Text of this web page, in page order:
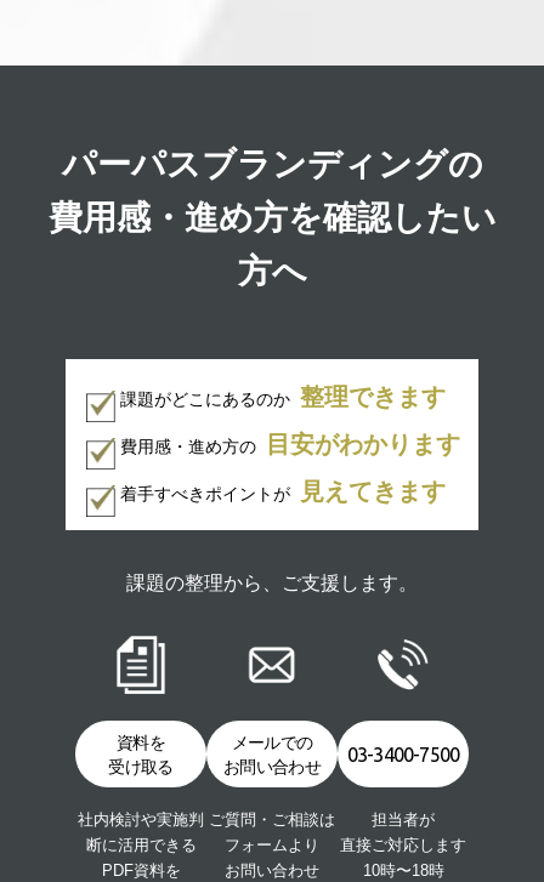
パーパスブランディングの
費用感・進め方を確認したい
方へ
課題がどこにあるのか 整理できます
費用感・進め方の 目安がわかります
着手すべきポイントが 見えてきます
課題の整理から、ご支援します。
資料を
受け取る
社内検討や実施判
断に活用できる
PDF資料を
メールでの
お問い合わせ
ご質問・ご相談は
フォームより
お問い合わせ
03-3400-7500
担当者が
直接ご対応します
10時〜18時